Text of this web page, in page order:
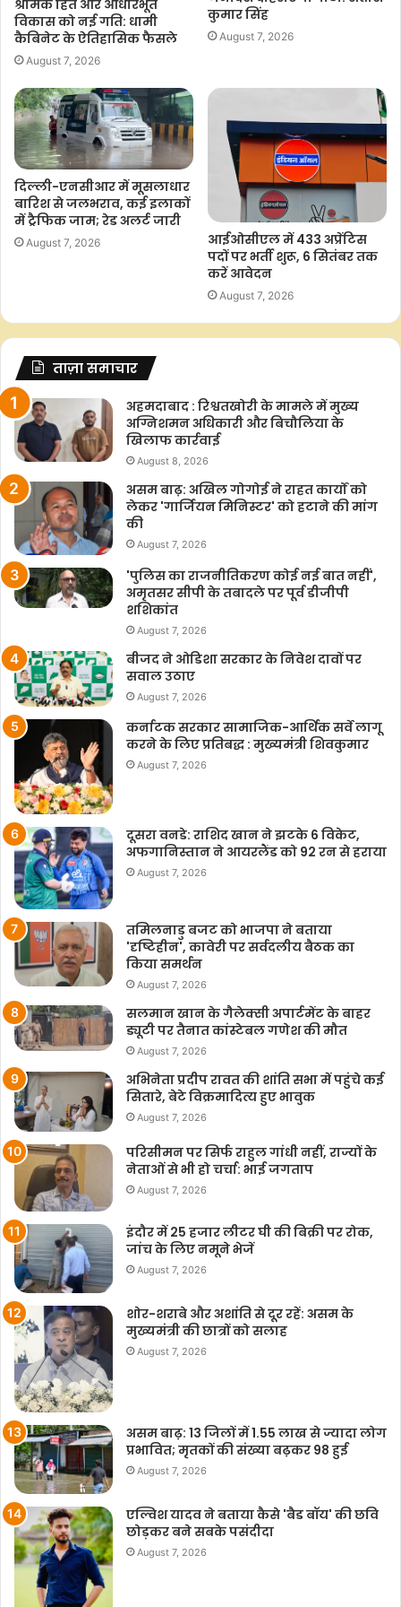
श्रमिक हित और आधारभूत
विकास को नई गति: धामी
कैबिनेट के ऐतिहासिक फैसले
August 7, 2026
कुमार सिंह
August 7, 2026
दिल्ली-एनसीआर में मूसलाधार
बारिश से जलभराव, कई इलाकों
में ट्रैफिक जाम; रेड अलर्ट जारी
August 7, 2026
आईओसीएल में 433 अप्रेंटिस
पदों पर भर्ती शुरू, 6 सितंबर तक
करें आवेदन
August 7, 2026
ताज़ा समाचार
अहमदाबाद : रिश्वतखोरी के मामले में मुख्य
अग्निशमन अधिकारी और बिचौलिया के
खिलाफ कार्रवाई
August 8, 2026
असम बाढ़: अखिल गोगोई ने राहत कार्यों को
लेकर 'गार्जियन मिनिस्टर' को हटाने की मांग
की
August 7, 2026
'पुलिस का राजनीतिकरण कोई नई बात नहीं',
अमृतसर सीपी के तबादले पर पूर्व डीजीपी
शशिकांत
August 7, 2026
बीजद ने ओडिशा सरकार के निवेश दावों पर
सवाल उठाए
August 7, 2026
कर्नाटक सरकार सामाजिक-आर्थिक सर्वे लागू
करने के लिए प्रतिबद्ध : मुख्यमंत्री शिवकुमार
August 7, 2026
दूसरा वनडे: राशिद खान ने झटके 6 विकेट,
अफगानिस्तान ने आयरलैंड को 92 रन से हराया
August 7, 2026
तमिलनाडु बजट को भाजपा ने बताया
'दृष्टिहीन', कावेरी पर सर्वदलीय बैठक का
किया समर्थन
August 7, 2026
सलमान खान के गैलेक्सी अपार्टमेंट के बाहर
ड्यूटी पर तैनात कांस्टेबल गणेश की मौत
August 7, 2026
अभिनेता प्रदीप रावत की शांति सभा में पहुंचे कई
सितारे, बेटे विक्रमादित्य हुए भावुक
August 7, 2026
परिसीमन पर सिर्फ राहुल गांधी नहीं, राज्यों के
नेताओं से भी हो चर्चा: भाई जगताप
August 7, 2026
इंदौर में 25 हजार लीटर घी की बिक्री पर रोक,
जांच के लिए नमूने भेजें
August 7, 2026
शोर-शराबे और अशांति से दूर रहें: असम के
मुख्यमंत्री की छात्रों को सलाह
August 7, 2026
असम बाढ़: 13 जिलों में 1.55 लाख से ज्यादा लोग
प्रभावित; मृतकों की संख्या बढ़कर 98 हुई
August 7, 2026
एल्विश यादव ने बताया कैसे 'बैड बॉय' की छवि
छोड़कर बने सबके पसंदीदा
August 7, 2026